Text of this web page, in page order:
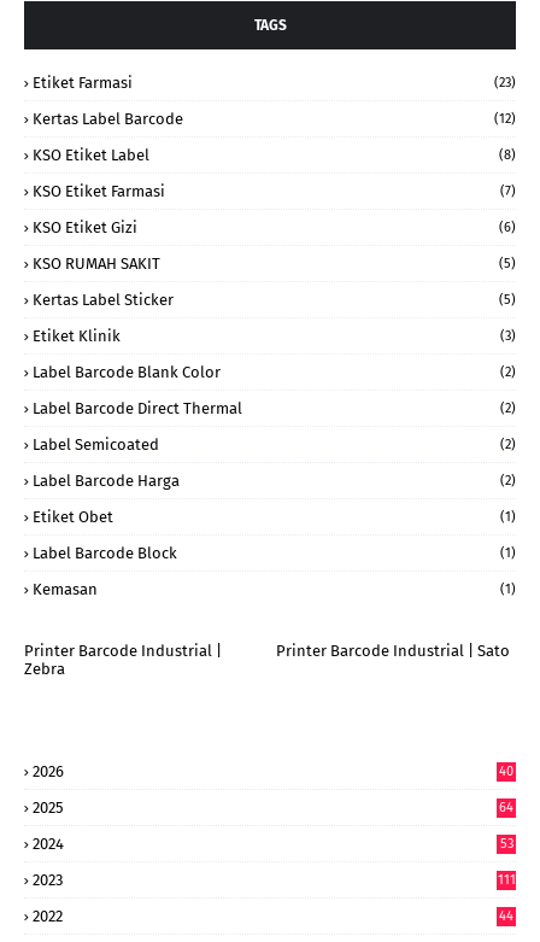
TAGS
Etiket Farmasi (23)
Kertas Label Barcode (12)
KSO Etiket Label (8)
KSO Etiket Farmasi (7)
KSO Etiket Gizi (6)
KSO RUMAH SAKIT (5)
Kertas Label Sticker (5)
Etiket Klinik (3)
Label Barcode Blank Color (2)
Label Barcode Direct Thermal (2)
Label Semicoated (2)
Label Barcode Harga (2)
Etiket Obet (1)
Label Barcode Block (1)
Kemasan (1)
Printer Barcode Industrial |
Zebra
Printer Barcode Industrial | Sato
2026
40
2025
64
2024
53
2023 111
2022
44